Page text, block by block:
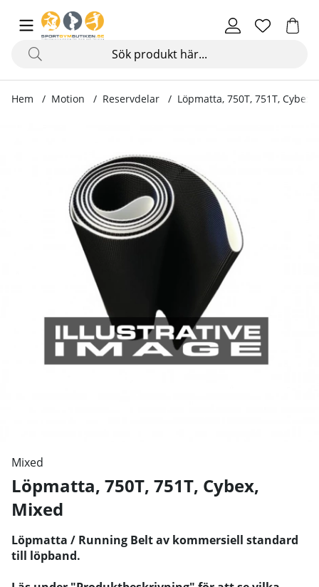
Hem Motion Reservdelar Löpmatta, 750T, 751T, Cybex
Mixed
Löpmatta, 750T, 751T, Cybex,
Mixed
Löpmatta / Running Belt av kommersiell standard
till löpband.